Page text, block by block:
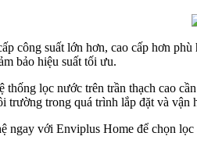
công suất lớn hơn, cao cấp hơn
bảo hiệu suất tối ưu.
lọc nước trên trần thạch cao
trường trong quá trình lắp đặt và vận
ngay với Enviplus Home để chọn